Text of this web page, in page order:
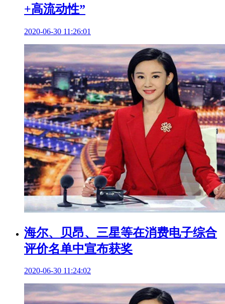
+高流动性”
2020-06-30 11:26:01
海尔、贝昂、三星等在消费电子综合
评价名单中宣布获奖
2020-06-30 11:24:02